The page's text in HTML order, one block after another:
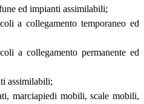
ed impianti assimilabili;
a collegamento temporaneo ed
a collegamento permanente ed
assimilabili;
marciapiedi mobili, scale mobili,